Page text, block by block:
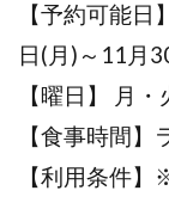
【予約可能日】
日(月)～11月
【曜日】
月・
【食事時間】
【利用条件】